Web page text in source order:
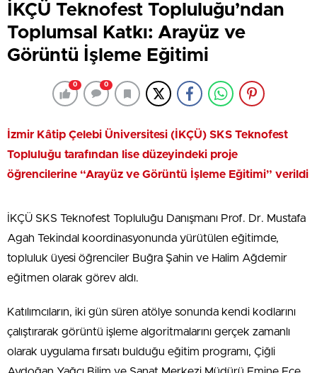
İKÇÜ Teknofest Topluluğu’ndan
Toplumsal Katkı: Arayüz ve
Görüntü İşleme Eğitimi
0 0
İzmir Kâtip Çelebi Üniversitesi (İKÇÜ) SKS Teknofest
Topluluğu tarafından lise düzeyindeki proje
öğrencilerine “Arayüz ve Görüntü İşleme Eğitimi” verildi
İKÇÜ SKS Teknofest Topluluğu Danışmanı Prof. Dr. Mustafa
Agah Tekindal koordinasyonunda yürütülen eğitimde,
topluluk üyesi öğrenciler Buğra Şahin ve Halim Ağdemir
eğitmen olarak görev aldı.
Katılımcıların, iki gün süren atölye sonunda kendi kodlarını
çalıştırarak görüntü işleme algoritmalarını gerçek zamanlı
olarak uygulama fırsatı bulduğu eğitim programı, Çiğli